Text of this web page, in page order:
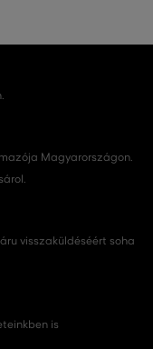
Magyarországon.
visszaküldéséért soha
is